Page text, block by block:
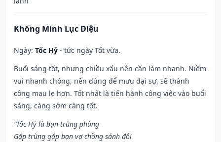
Khổng Minh Lục Diệu
Ngày: Tốc Hỷ - tức ngày Tốt vừa.
Buổi sáng tốt, nhưng chiều xấu nên cần làm nhanh. Niềm
vui nhanh chóng, nên dùng để mưu đại sự, sẽ thành
công mau lẹ hơn. Tốt nhất là tiến hành công việc vào buổi
sáng, càng sớm càng tốt.
“Tốc Hỷ là bạn trùng phùng
Gặp trùng gặp bạn vợ chồng sánh đôi